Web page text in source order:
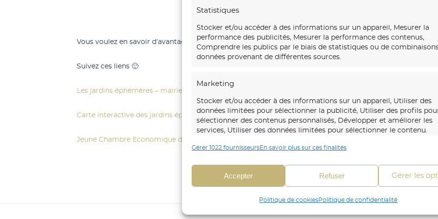
Statistiques
Stocker et/ou accéder à des informations sur un appareil, Mesurer la
performance des publicités, Mesurer la performance des contenus,
Comprendre les publics par le biais de statistiques ou de
données provenant de différentes sources.
Marketing
Stocker et/ou accéder à des informations sur un appareil, Utiliser des
données limitées pour sélectionner la publicité, Utiliser des profils
sélectionner des contenus personnalisés, Développer et améliorer les
services, Utiliser des données limitées pour sélectionner le contenu.
Mettre en correspondance et combiner des données à partir
d’autres sources de données, Relier différents appareils,
transmises automatiquement.
Gérer 1022 fournisseursEn savoir plus sur ces finalités
Accepter Refuser Gérer les
Politique de cookiesPolitique de confidentialité
Vous voulez en savoir d’avantage ?
Suivez ces liens 🙂
Les jardins éphémères – mairie de Vannes
Carte interactive des jardins éphémères sur Vannes – Ouest France
Jeune Chambre Economique de Vannes – JCE